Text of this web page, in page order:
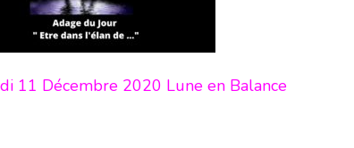
11 Décembre 2020 Lune en Balance